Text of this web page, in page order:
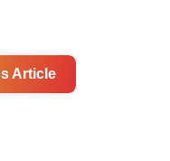
Article